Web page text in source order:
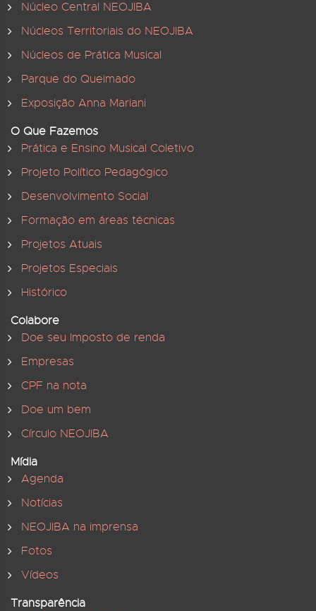
Núcleo Central NEOJIBA
Núcleos Territoriais do NEOJIBA
Núcleos de Prática Musical
Parque do Queimado
Exposição Anna Mariani
O Que Fazemos
Prática e Ensino Musical Coletivo
Projeto Político Pedagógico
Desenvolvimento Social
Formação em áreas técnicas
Projetos Atuais
Projetos Especiais
Histórico
Colabore
Doe seu Imposto de renda
Empresas
CPF na nota
Doe um bem
Círculo NEOJIBA
Mídia
Agenda
Notícias
NEOJIBA na imprensa
Fotos
Vídeos
Transparência